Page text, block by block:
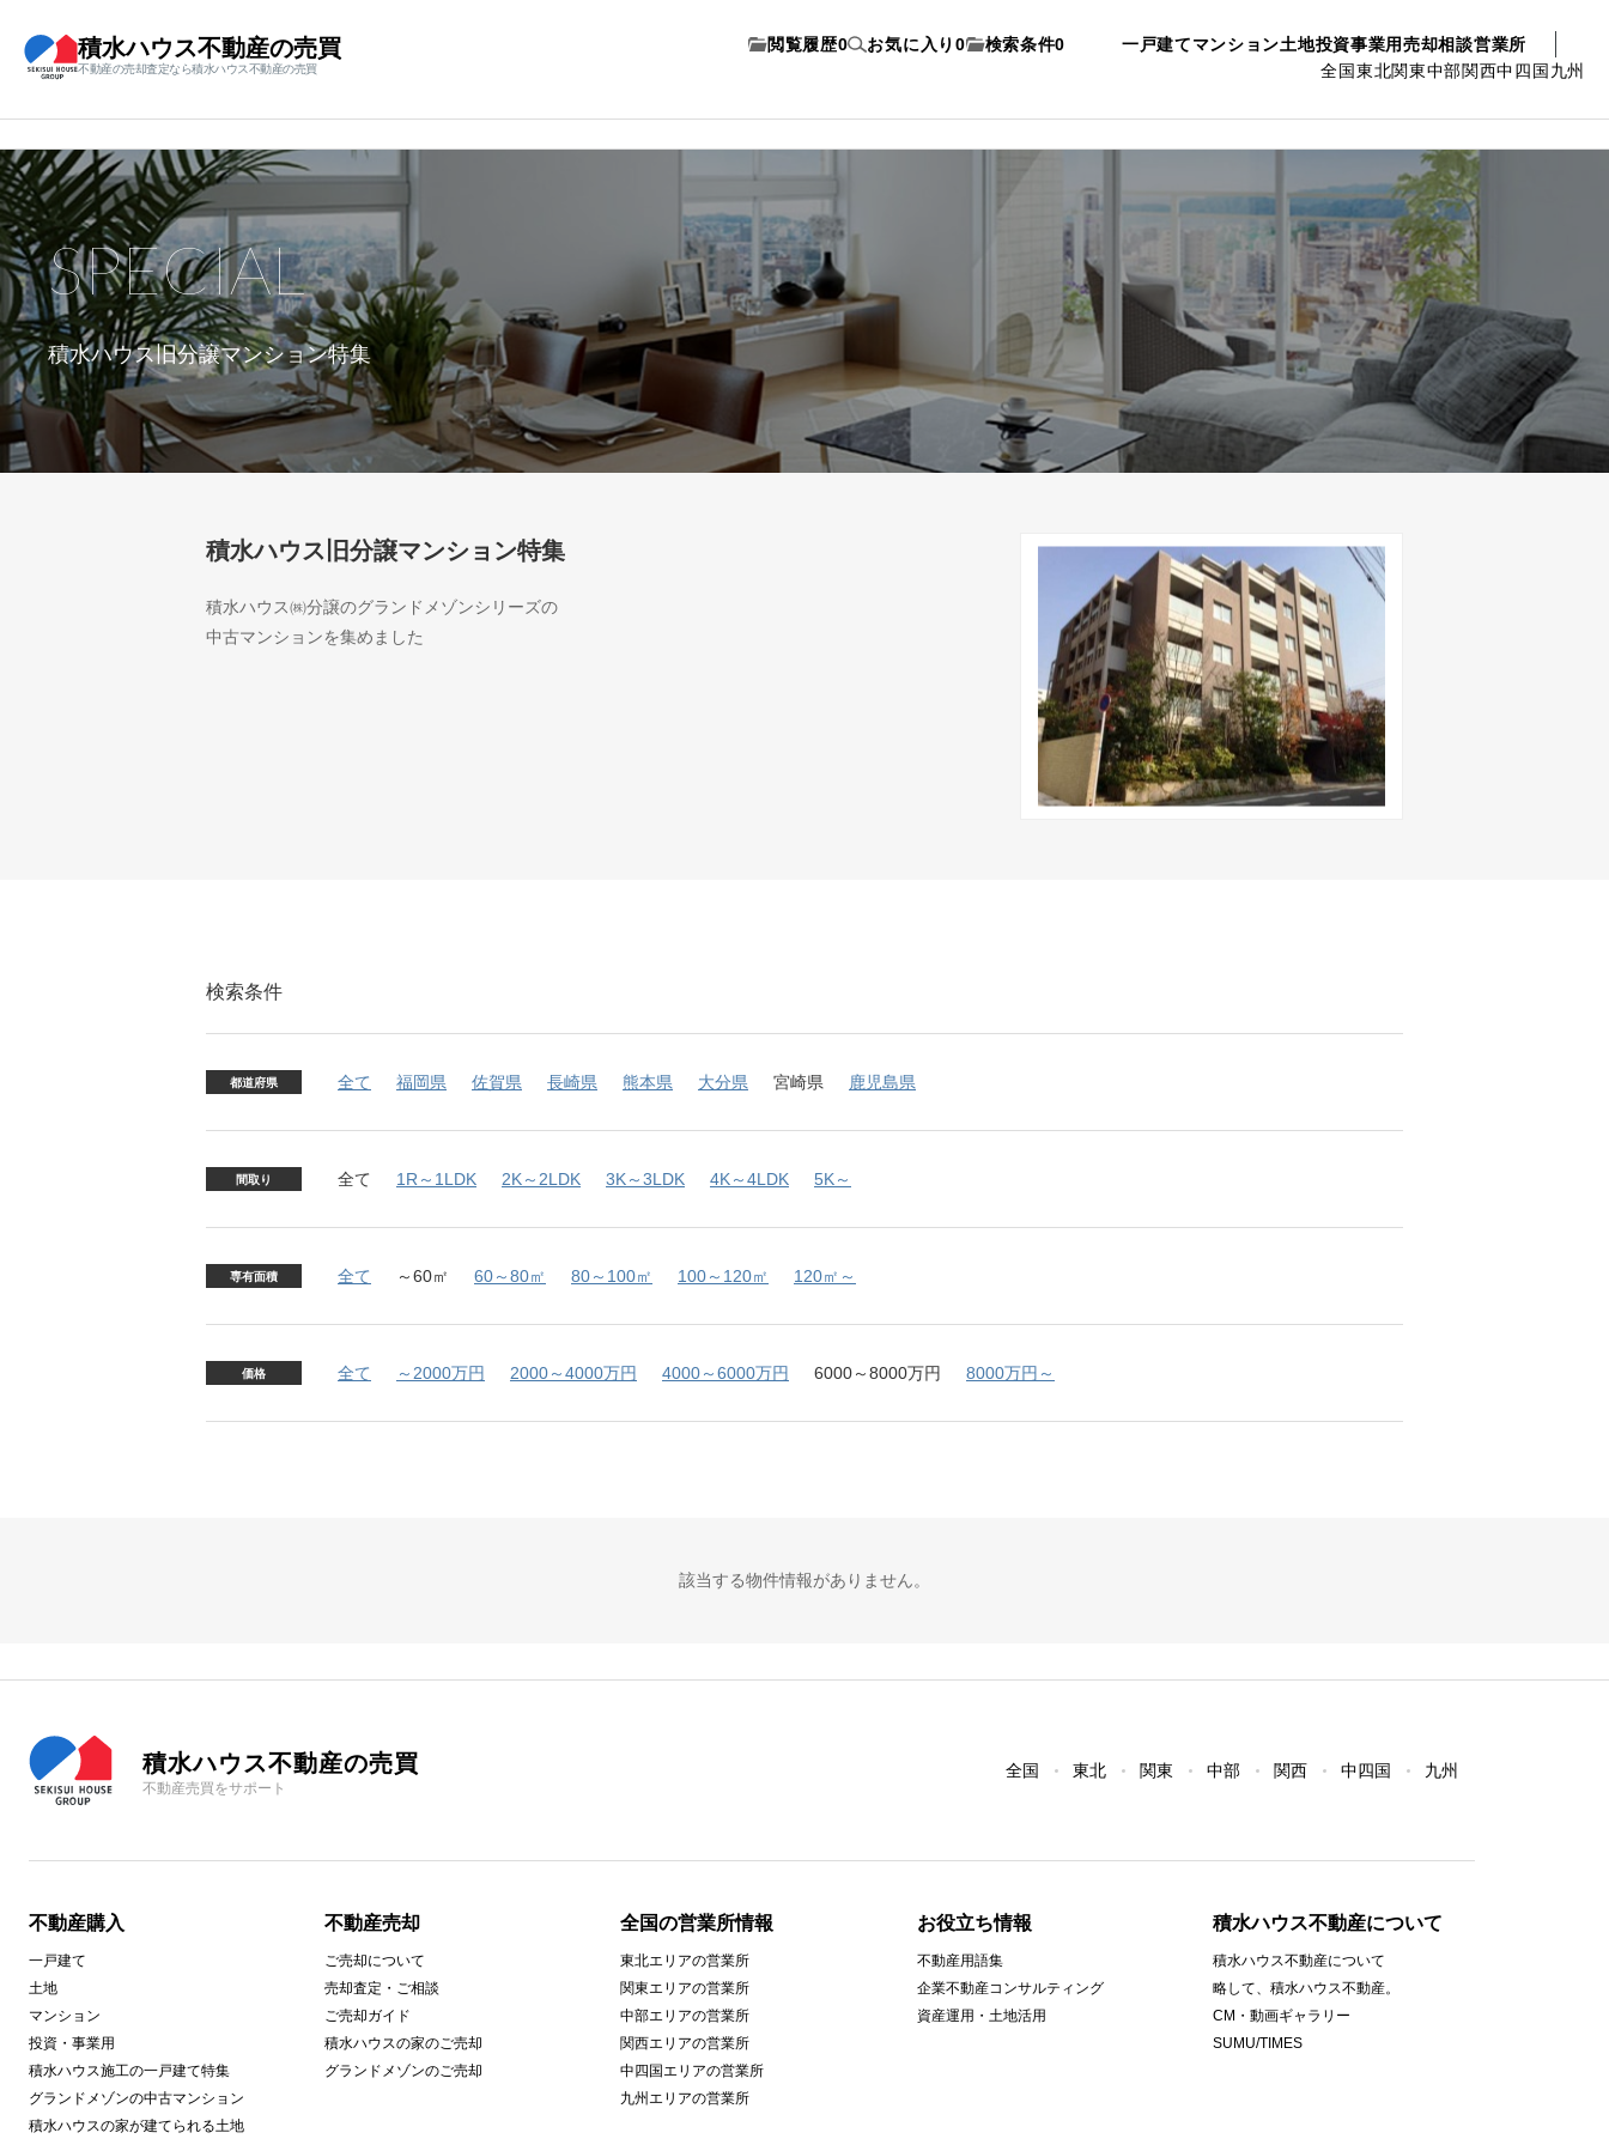
積水ハウス不動産の売買
不動産の売却査定なら積水ハウス不動産の売買
一戸建てマンション土地投資事業用売却相談営業所
全国東北関東中部関西中四国九州
閲覧履歴0 お気に入り 0 検索条件0
積水ハウス旧分譲マンション特集
SPECIAL
積水ハウス旧分譲マンション特集
積水ハウス㈱分譲のグランドメゾンシリーズの
中古マンションを集めました
検索条件
都道府県 全て 福岡県 佐賀県 長崎県 熊本県 大分県 宮崎県 鹿児島県
間取り 全て 1R～1LDK 2K～2LDK 3K～3LDK 4K～4LDK 5K～
専有面積 全て ～60㎡ 60～80㎡ 80～100㎡ 100～120㎡ 120㎡～
価格 全て ～2000万円 2000～4000万円 4000～6000万円 6000～8000万円 8000万円～
該当する物件情報がありません。
積水ハウス不動産の売買
不動産売買をサポート
全国 東北 関東 中部 関西 中四国 九州
不動産購入
一戸建て
土地
マンション
投資・事業用
積水ハウス施工の一戸建て特集
グランドメゾンの中古マンション
積水ハウスの家が建てられる土地
不動産売却
ご売却について
売却査定・ご相談
ご売却ガイド
積水ハウスの家のご売却
グランドメゾンのご売却
全国の営業所情報
東北エリアの営業所
関東エリアの営業所
中部エリアの営業所
関西エリアの営業所
中四国エリアの営業所
九州エリアの営業所
お役立ち情報
不動産用語集
企業不動産コンサルティング
資産運用・土地活用
積水ハウス不動産について
積水ハウス不動産について
略して、積水ハウス不動産。
CM・動画ギャラリー
SUMU/TIMES